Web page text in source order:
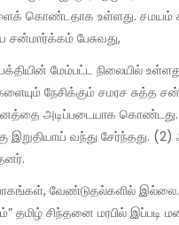
உள்ளது. சமயம்
சன்மார்க்கம் பேசுவது,
நேசிக்கும் சமரச
அடிப்படையாக கொண்டது.
இறுதியாய் வந்து சேர்ந்தது.
தமிழ் சிந்தனை மரபில்